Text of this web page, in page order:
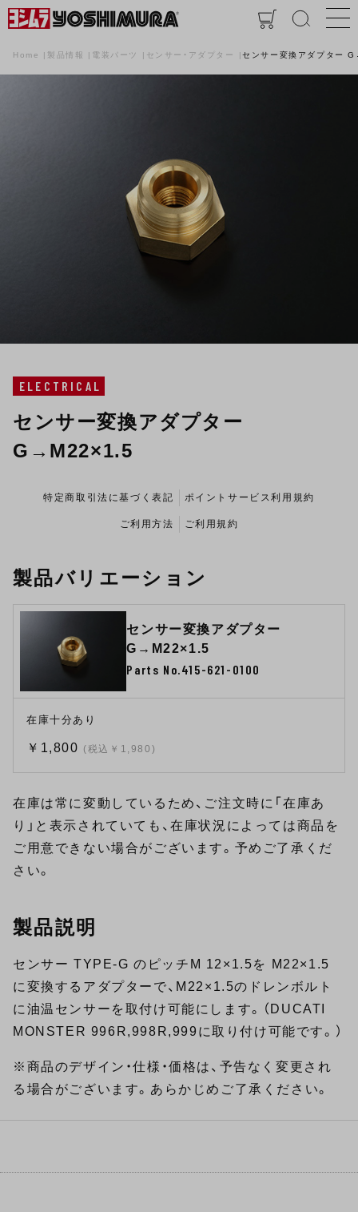
Home 製品情報 電装パーツ センサー・アダプター センサー変換アダプター
ELECTRICAL
センサー変換アダプター
G→M22×1.5
特定商取引法に基づく表記 ポイントサービス利用規約
ご利用方法 ご利用規約
製品バリエーション
センサー変換アダプター
G→M22×1.5
Parts No.415-621-0100
在庫十分あり
￥1,800 (税込￥1,980)
在庫は常に変動しているため、ご注文時に「在庫あ
り」と表示されていても、在庫状況によっては商品を
ご用意できない場合がございます。予めご了承くだ
さい。
製品説明
センサー TYPE-G のピッチM 12×1.5を M22×1.5
に変換するアダプターで、M22×1.5のドレンボルト
に油温センサーを取付け可能にします。（DUCATI
MONSTER 996R,998R,999に取り付け可能です。）
※商品のデザイン・仕様・価格は、予告なく変更され
る場合がございます。あらかじめご了承ください。